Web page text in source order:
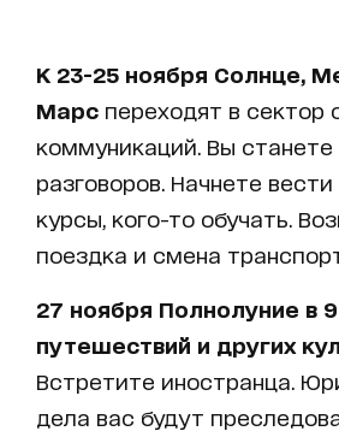
К 23-25 ноября Солнце,
Марс переходят в сектор
коммуникаций. Вы
разговоров. Начнете
курсы, кого-то обучать.
поездка и смена
27 ноября Полнолуние в
путешествий и других
Встретите иностранца.
дела вас будут